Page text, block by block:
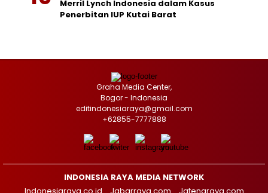
Merril Lynch Indonesia dalam Kasus
Penerbitan IUP Kutai Barat
Graha Media Center,
Bogor - Indonesia
editindonesiaraya@gmail.com
+62855-7777888
INDONESIA RAYA MEDIA NETWORK